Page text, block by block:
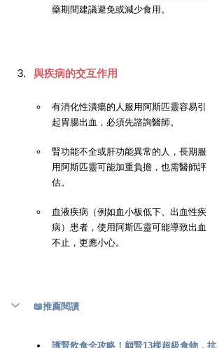
藥期間建議避免或減少食用。
與疾病的交互作用
有消化性潰瘍的人服用阿斯匹靈容易引
起胃腸出血，必須先諮詢醫師。
腎功能不全或肝功能異常的人，長期服
用阿斯匹靈可能加重負擔，也需醫師評
估。
血液疾病（例如血小板低下、出血性疾
病）患者，使用阿斯匹靈可能導致出血
不止，更應小心。
📖推薦閱讀
護腎飲食全攻略！顧腎13樣超級食物，抗